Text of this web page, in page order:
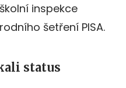
inspekce
šetření PISA.
status